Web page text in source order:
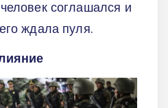
соглашался и
ждала пуля.